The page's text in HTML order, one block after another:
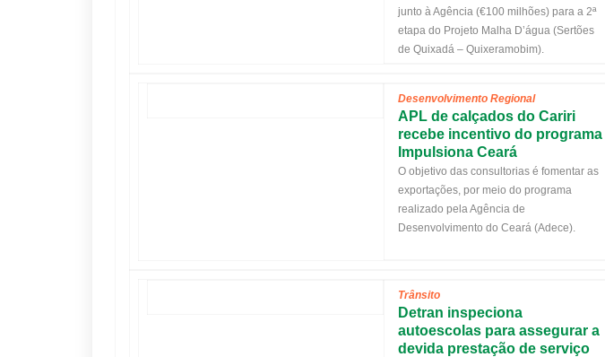
junto à Agência (€100 milhões) para a 2ª
etapa do Projeto Malha D’água (Sertões
de Quixadá – Quixeramobim).
Desenvolvimento Regional
APL de calçados do Cariri
recebe incentivo do programa
Impulsiona Ceará
O objetivo das consultorias é fomentar as
exportações, por meio do programa
realizado pela Agência de
Desenvolvimento do Ceará (Adece).
Trânsito
Detran inspeciona
autoescolas para assegurar a
devida prestação de serviço